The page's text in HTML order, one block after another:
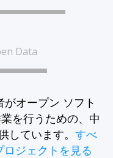
Data
オープン ソフト
を行うための、中
しています。 すべ
ジェクトを見る